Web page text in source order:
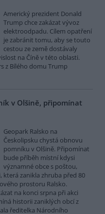
Americký prezident Donald
Trump chce zakázat vývoz
elektroodpadu. Cílem opatření
je zabránit tomu, aby se touto
cestou ze země dostávaly
na Číně v této oblasti.
z Bílého domu Trump
v Olšině, připomínat
Geopark Ralsko na
Českolipsku chystá obnovu
pomníku v Olšině. Připomínat
bude příběh místní kdysi
významné obce s poštou,
která zanikla zhruba před 80
prostoru Ralsko.
na konci srpna při akci
historii zaniklých obcí z
ředitelka Národního